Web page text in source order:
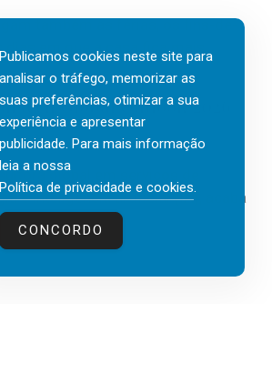
também as férias, os fins-de-
em que a casa fica mais
Global Outlook 2026
global em serviços de
e inteligência artificial (IA), acaba
recente...
Publicamos cookies neste site para
analisar o tráfego, memorizar as
suas preferências, otimizar a sua
experiência e apresentar
publicidade. Para mais informação
leia a nossa
Política de privacidade e cookies.
CONCORDO